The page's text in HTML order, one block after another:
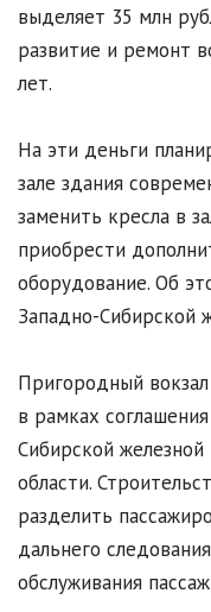
выделяет 35 млн
развитие и ремонт
лет.
На эти деньги
зале здания
заменить кресла в
приобрести
оборудование. Об
Западно-Сибирской
Пригородный
в рамках
Сибирской
области.
разделить
дальнего
обслуживания